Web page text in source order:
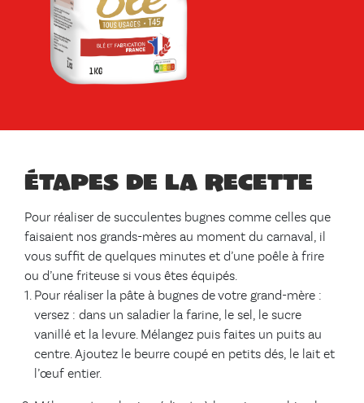
Étapes de la recette
Pour réaliser de succulentes bugnes comme celles que
faisaient nos grands-mères au moment du carnaval, il
vous suffit de quelques minutes et d’une poêle à frire
ou d’une friteuse si vous êtes équipés.
Pour réaliser la pâte à bugnes de votre grand-mère :
versez : dans un saladier la farine, le sel, le sucre
vanillé et la levure. Mélangez puis faites un puits au
centre. Ajoutez le beurre coupé en petits dés, le lait et
l’œuf entier.